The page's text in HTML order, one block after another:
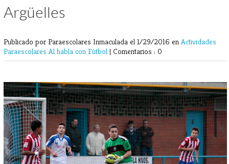
Argüelles
Publicado por Paraescolares Inmaculada el 1/29/2016 en Actividades
Paraescolares Al habla con Fútbol | Comentarios : 0